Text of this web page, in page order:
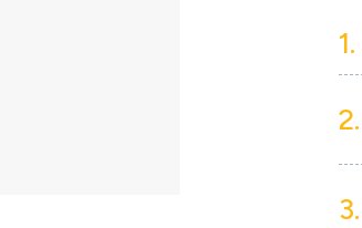
1.
2.
3.